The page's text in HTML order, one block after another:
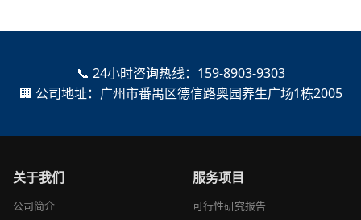
📞 24小时咨询热线： 159-8903-9303
🏢 公司地址：广州市番禺区德信路奥园养生广场1栋2005
关于我们
公司简介
服务项目
可行性研究报告